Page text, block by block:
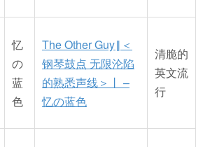
忆
の
蓝
色
The Other Guy‖＜
钢琴鼓点 无限沦陷
的熟悉声线＞丨 –
忆の蓝色
清脆的
英文流
行